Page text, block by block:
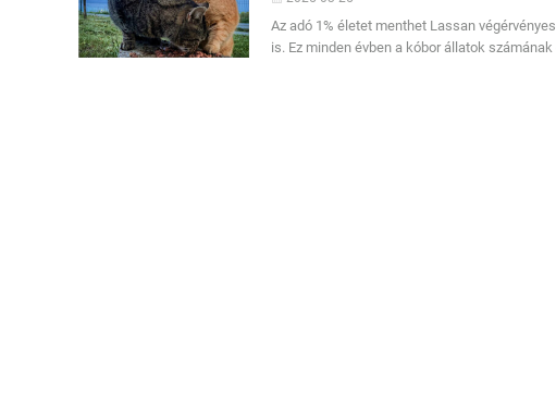
Az adó 1% életet menthet Lassan
is. Ez minden évben a kóbor állatok